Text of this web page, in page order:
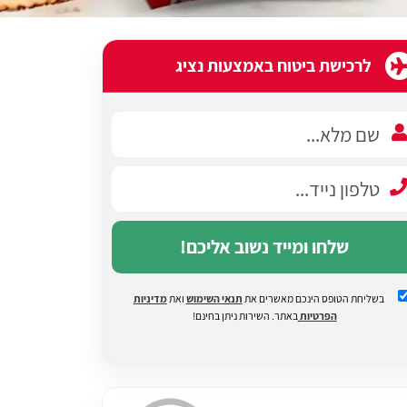
לרכישת ביטוח באמצעות נציג
שלחו ומייד נשוב אליכם!
בשליחת הטופס הינכם מאשרים את תנאי השימוש ואתמדיניות
הפרטיות באתר. השירות ניתן בחינם!